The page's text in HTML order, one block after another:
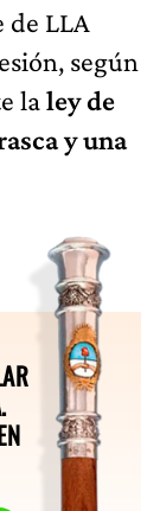
de LLA
según
laley de
y una